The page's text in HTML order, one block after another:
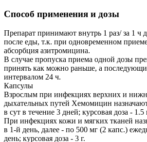
Способ применения и дозы
Препарат принимают внутрь 1 раз/ за 1 ч
после еды, т.к. при одновременном
абсорбция азитромицина.
В случае пропуска приема одной дозы
принять как можно раньше, а
интервалом 24 ч.
Капсулы
Взрослым при инфекциях верхних и
дыхательных путей Хемомицин
в сут в течение 3 дней; курсовая доза - 1.5
При инфекциях кожи и мягких тканей
в 1-й день, далее - по 500 мг (2 капс.)
день; курсовая доза - 3 г.